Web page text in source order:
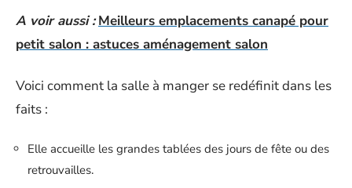
A voir aussi : Meilleurs emplacements canapé pour
petit salon : astuces aménagement salon
Voici comment la salle à manger se redéfinit dans les
faits :
Elle accueille les grandes tablées des jours de fête ou des
retrouvailles.